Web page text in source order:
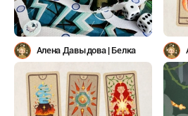
Алена Давыдова | Белка